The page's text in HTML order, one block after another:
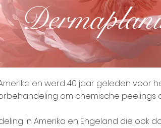
en werd 40 jaar geleden
om chemische peelings
in Amerika en Engeland die ook